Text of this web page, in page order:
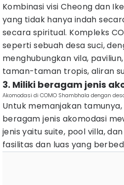
Kombinasi visi Cheong dan
yang tidak hanya indah
secara spiritual. Kompleks
seperti sebuah desa suci,
menghubungkan vila,
taman-taman tropis, aliran
3. Miliki beragam jenis
Akomodasi di COMO Shambhala dengan
Untuk memanjakan
beragam jenis akomodasi
jenis yaitu suite, pool villa,
fasilitas dan luas yang